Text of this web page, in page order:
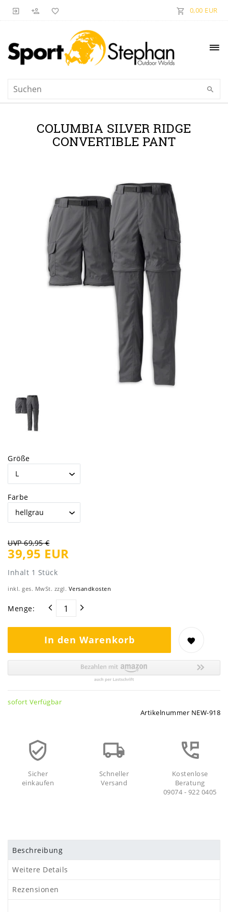
0,00 EUR
COLUMBIA SILVER RIDGE
CONVERTIBLE PANT
Größe
Farbe
UVP 69,95 €
39,95 EUR
Inhalt 1 Stück
inkl. ges. MwSt. zzgl. Versandkosten
Menge:
In den Warenkorb
sofort Verfügbar
Artikelnummer NEW-918
Sicher
einkaufen
Schneller
Versand
Kostenlose
Beratung
09074 - 922 0405
Beschreibung
Weitere Details
Rezensionen